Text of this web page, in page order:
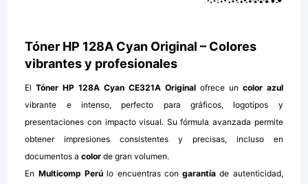
Tóner HP 128A Cyan Original – Colores
vibrantes y profesionales
ElTóner HP 128A Cyan CE321A Original ofrece un color azul
vibrante e intenso, perfecto para gráficos, logotipos y
presentaciones con impacto visual. Su fórmula avanzada permite
obtener impresiones consistentes y precisas, incluso en
documentos acolor de gran volumen.
En Multicomp Perúlo encuentras con garantía de autenticidad,